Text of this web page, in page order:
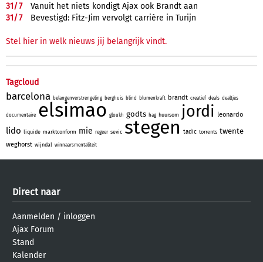
31/7
Vanuit het niets kondigt Ajax ook Brandt aan
31/7 Bevestigd: Fitz-Jim vervolgt carrière in Turijn
Stel hier in welk nieuws jij belangrijk vindt.
Tagcloud
barcelona belangenverstrengeling berghuis blind blumenkraft brandt creatief deals dealtjes
documentaire elsimao gloukh godts hag huursom jordi leonardo
lido liquide marktconform mie regeer sevic stegen tadic torrents twente
weghorst wijndal winnaarsmentaliteit
Direct naar
Aanmelden / inloggen
Ajax Forum
Stand
Kalender